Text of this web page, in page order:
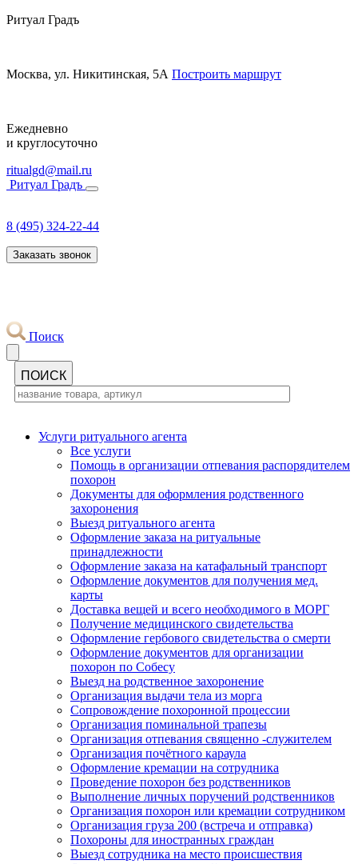
Ритуал Градъ
Москва, ул. Никитинская, 5А Построить маршрут
Ежедневно
и круглосуточно
ritualgd@mail.ru
Ритуал Градъ
8 (495) 324-22-44
Заказать звонок
Поиск
Услуги ритуального агента
Все услуги
Помощь в организации отпевания распорядителем
похорон
Документы для оформления родственного
захоронения
Выезд ритуального агента
Оформление заказа на ритуальные
принадлежности
Оформление заказа на катафальный транспорт
Оформление документов для получения мед.
карты
Доставка вещей и всего необходимого в МОРГ
Получение медицинского свидетельства
Оформление гербового свидетельства о смерти
Оформление документов для организации
похорон по Собесу
Выезд на родственное захоронение
Организация выдачи тела из морга
Сопровождение похоронной процессии
Организация поминальной трапезы
Организация отпевания священно -служителем
Организация почётного караула
Оформление кремации на сотрудника
Проведение похорон без родственников
Выполнение личных поручений родственников
Организация похорон или кремации сотрудником
Организация груза 200 (встреча и отправка)
Похороны для иностранных граждан
Выезд сотрудника на место происшествия